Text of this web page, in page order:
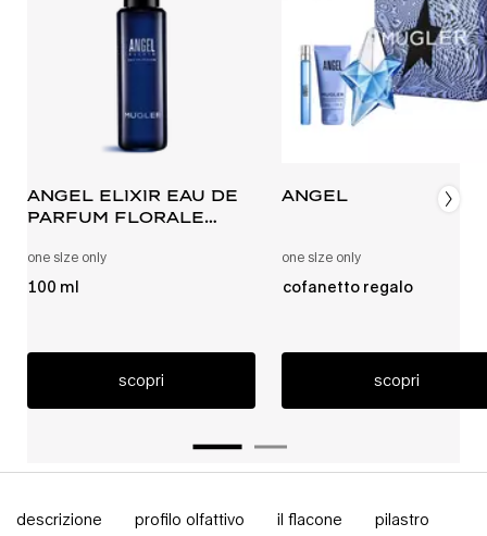
angel elixir eau de
parfum florale
one size only per angel elixir ricarica eau de parfum florale
100 ml
scopri
angel
one size only
cofanetto regalo
scopri
Schede PDP
descrizione profilo olfattivo il flacone pilastro